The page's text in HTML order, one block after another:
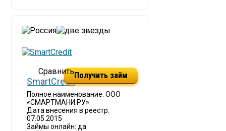
SmartCredit
Полное наименование: ООО
«СМАРТМАНИ.РУ»
Дата внесения в реестр:
07.05.2015
Займы онлайн: да
Получить займ